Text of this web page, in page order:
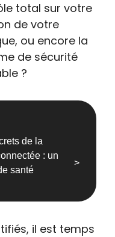
total sur votre
de votre
ou encore la
de sécurité
?
de la
: un
santé
il est temps